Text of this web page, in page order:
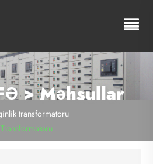
> Məhsullar
transformatoru